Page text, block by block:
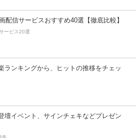
配信サービスおすすめ40選【徹底比較】
ービス20選
ランキングから、ヒットの推移をチェッ
壇イベント、サインチェキなどプレゼン